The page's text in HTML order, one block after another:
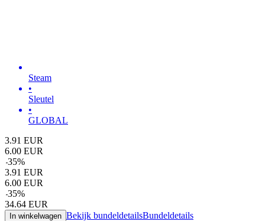
Steam
•
Sleutel
•
GLOBAL
3.91 EUR
6.00 EUR
-35%
3.91 EUR
6.00 EUR
-35%
34.64 EUR
In winkelwagen Bekijk bundeldetailsBundeldetails